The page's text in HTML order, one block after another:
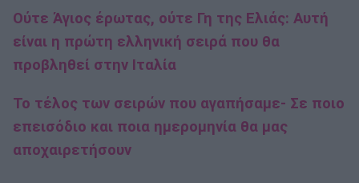
Ούτε Άγιος έρωτας, ούτε Γη της Ελιάς: Αυτή
είναι η πρώτη ελληνική σειρά που θα
προβληθεί στην Ιταλία
Το τέλος των σειρών που αγαπήσαμε- Σε ποιο
επεισόδιο και ποια ημερομηνία θα μας
αποχαιρετήσουν